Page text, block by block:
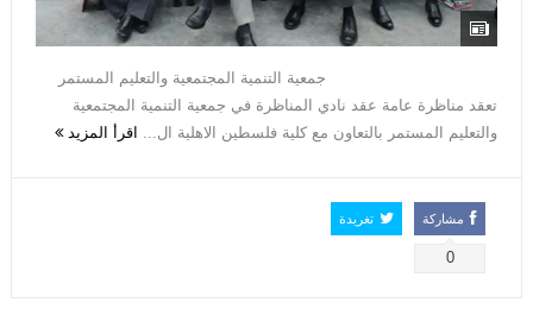
جمعية التنمية المجتمعية والتعليم المستمر
تعقد مناظرة عامة عقد نادي المناظرة في جمعية التنمية المجتمعية
والتعليم المستمر بالتعاون مع كلية فلسطين الاهلية ال... اقرأ المزيد
مشاركة
0
تغريدة